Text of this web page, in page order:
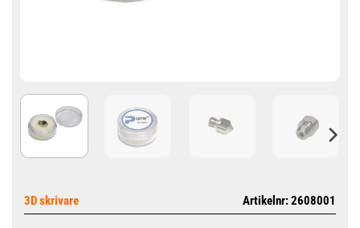
3D skrivare Artikelnr: 2608001